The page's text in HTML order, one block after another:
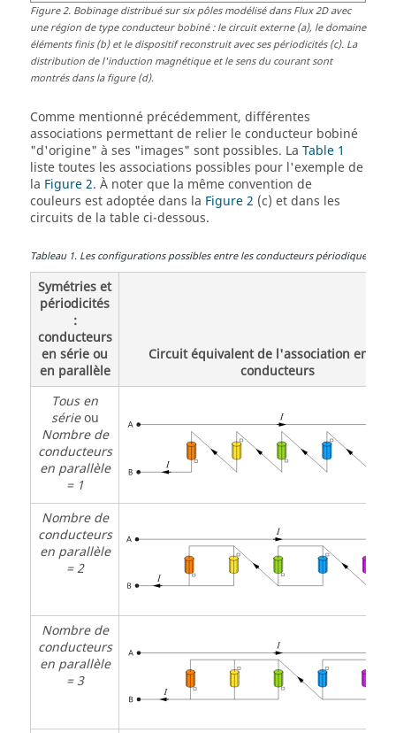
Figure2. Bobinage distribué sur six pôles modélisé dans Flux 2D avec
une région de type conducteur bobiné : le circuit externe (a), le domaine
éléments finis (b) et le dispositif reconstruit avec ses périodicités (c). La
distribution de l'induction magnétique et le sens du courant sont
montrés dans la figure (d).
Comme mentionné précédemment, différentes
associations permettant de relier le conducteur bobiné
"d'origine" à ses "images" sont possibles. La Table 1
liste toutes les associations possibles pour l'exemple de
la Figure 2. À noter que la même convention de
couleurs est adoptée dans la Figure 2 (c) et dans les
circuits de la table ci-dessous.
Tableau1. Les configurations possibles entre les conducteurs périodiques de
Symétries et
périodicités
:
conducteurs
en série ou
en parallèle
Circuit équivalent de l'association entre
conducteurs
Tous en
sérieou
Nombre de
conducteurs
en parallèle
= 1
Nombre de
conducteurs
en parallèle
= 2
Nombre de
conducteurs
en parallèle
= 3